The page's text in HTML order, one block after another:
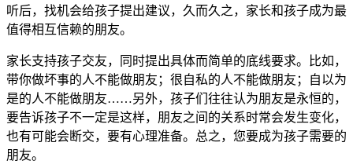
听后，找机会给孩子提出建议，久而久之，家长和孩子成为最
值得相互信赖的朋友。
家长支持孩子交友，同时提出具体而简单的底线要求。比如，
带你做坏事的人不能做朋友；很自私的人不能做朋友；自以为
是的人不能做朋友……另外，孩子们往往认为朋友是永恒的，
要告诉孩子不一定是这样，朋友之间的关系时常会发生变化，
也有可能会断交，要有心理准备。总之，您要成为孩子需要的
朋友。